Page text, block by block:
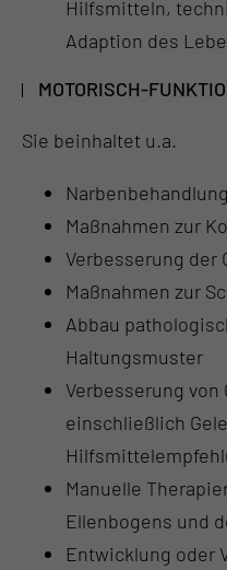
Hilfsmitteln,
Adaption des
MOTORISCH-
Sie beinhaltet u.a.
Narbenbehandlung
Maßnahmen zur
Verbesserung der
Maßnahmen zur
Abbau
Haltungsmuster
Verbesserung
einschließlich
Manuelle
Ellenbogens und
Entwicklung oder